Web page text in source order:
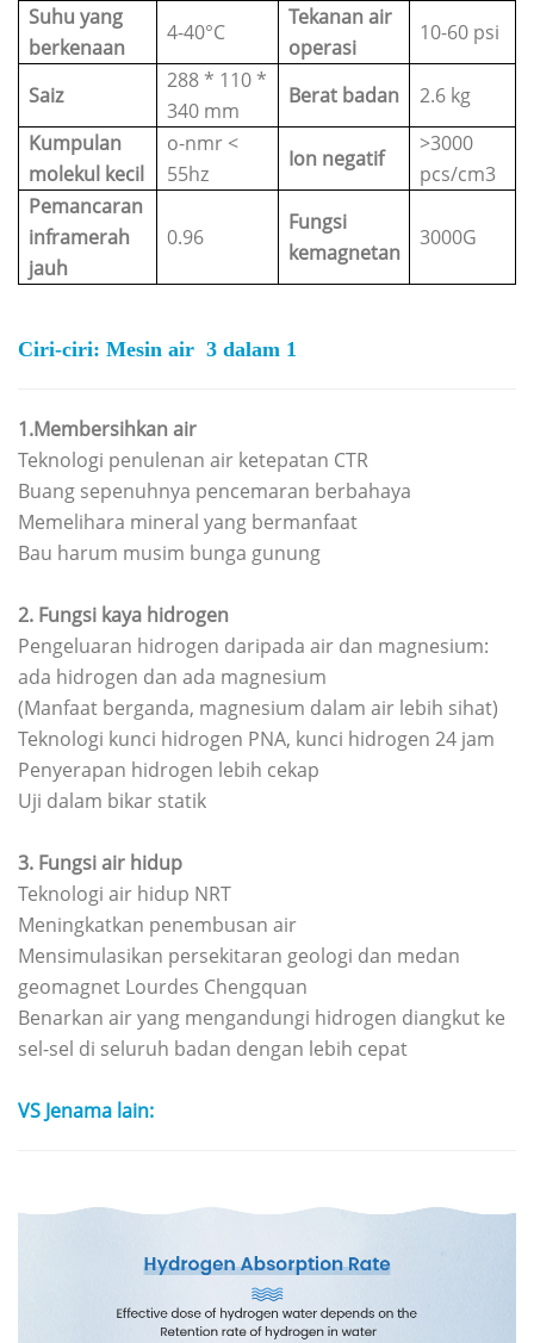
Suhu yang
berkenaan
4-40°C
Tekanan air
operasi
10-60 psi
Saiz
288 * 110 *
340 mm
Berat badan
2.6 kg
Kumpulan
molekul kecil
o-nmr <
55hz
Ion negatif
>3000
pcs/cm3
Pemancaran
inframerah
jauh
0.96
Fungsi
kemagnetan
3000G
Ciri-ciri: Mesin air 3 dalam 1
1.Membersihkan air
Teknologi penulenan air ketepatan CTR
Buang sepenuhnya pencemaran berbahaya
Memelihara mineral yang bermanfaat
Bau harum musim bunga gunung
2. Fungsi kaya hidrogen
Pengeluaran hidrogen daripada air dan magnesium:
ada hidrogen dan ada magnesium
(Manfaat berganda, magnesium dalam air lebih sihat)
Teknologi kunci hidrogen PNA, kunci hidrogen 24 jam
Penyerapan hidrogen lebih cekap
Uji dalam bikar statik
3. Fungsi air hidup
Teknologi air hidup NRT
Meningkatkan penembusan air
Mensimulasikan persekitaran geologi dan medan
geomagnet Lourdes Chengquan
Benarkan air yang mengandungi hidrogen diangkut ke
sel-sel di seluruh badan dengan lebih cepat
VS Jenama lain: